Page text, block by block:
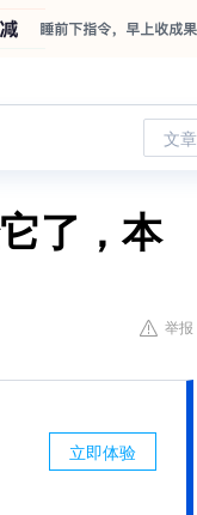
文
了，本
举报
立即体验